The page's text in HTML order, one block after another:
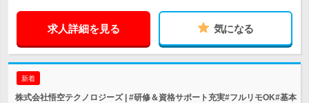
求人詳細を見る 気になる
新着
株式会社悟空テクノロジーズ | #研修＆資格サポート充実#フルリモOK#基本